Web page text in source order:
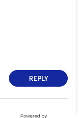
REPLY